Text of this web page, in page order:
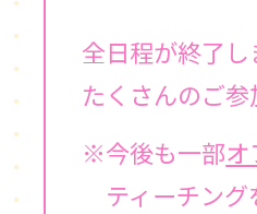
全日程が終了し
たくさんのご参
今後も一部
ティーチン